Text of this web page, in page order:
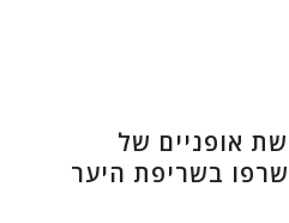
אופניים של
בשריפת היער